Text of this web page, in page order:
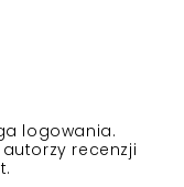
logowania.
recenzji